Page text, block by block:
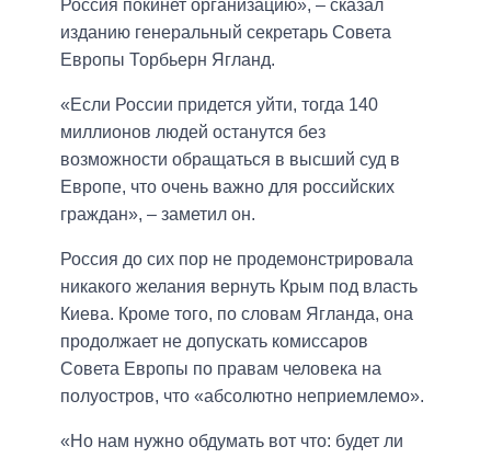
Россия покинет организацию», – сказал
изданию генеральный секретарь Совета
Европы Торбьерн Ягланд.
«Если России придется уйти, тогда 140
миллионов людей останутся без
возможности обращаться в высший суд в
Европе, что очень важно для российских
граждан», – заметил он.
Россия до сих пор не продемонстрировала
никакого желания вернуть Крым под власть
Киева. Кроме того, по словам Ягланда, она
продолжает не допускать комиссаров
Совета Европы по правам человека на
полуостров, что «абсолютно неприемлемо».
«Но нам нужно обдумать вот что: будет ли